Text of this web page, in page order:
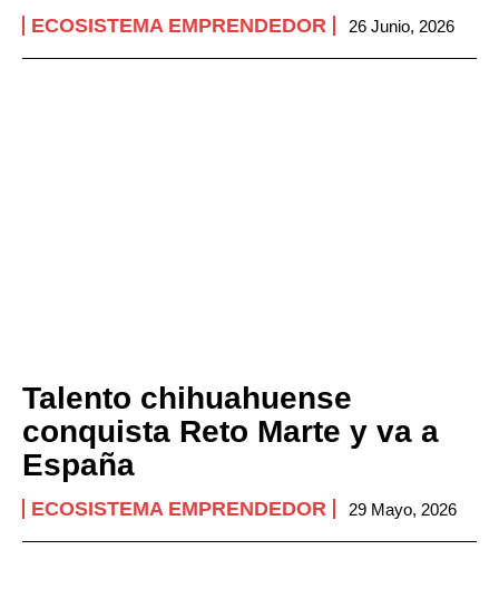
ECOSISTEMA EMPRENDEDOR 26 Junio, 2026
Talento chihuahuense
conquista Reto Marte y va a
España
ECOSISTEMA EMPRENDEDOR 29 Mayo, 2026